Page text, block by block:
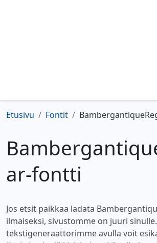
Etusivu Fontit
ar-fontti
Jos etsit paikkaa ladata
ilmaiseksi, sivustomme on juuri
tekstigeneraattorimme avulla voit